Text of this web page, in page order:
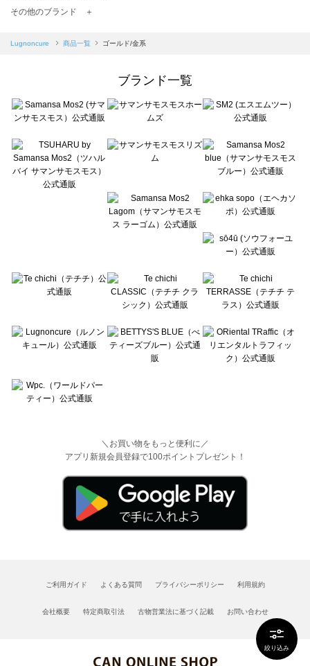
絞り込み
TSUHARU by Samansa Mos2（ツハルバイサマンサモスモス）の一覧
Samansa Mos2 blue（サマンサモスモス ブルー）の一覧
Te chichi（テチチ）の一覧
Te chichi CLASSIC（テチチ クラシック）の一覧
Lugnoncure（ルノンキュール）の一覧
BETTY'S BLUE（べティーズブルー）の一覧
Wpc.（ワールドパーティー）の一覧
その他のブランド ＋
Lugnoncure 商品一覧 ゴールド/金系
ブランド一覧
＼お買い物をもっと便利に／
アプリ新規会員登録で100ポイントプレゼント！
ご利用ガイド よくある質問 プライバシーポリシー 利用規約
会社概要 特定商取引法 古物営業法に基づく記載 お問い合わせ